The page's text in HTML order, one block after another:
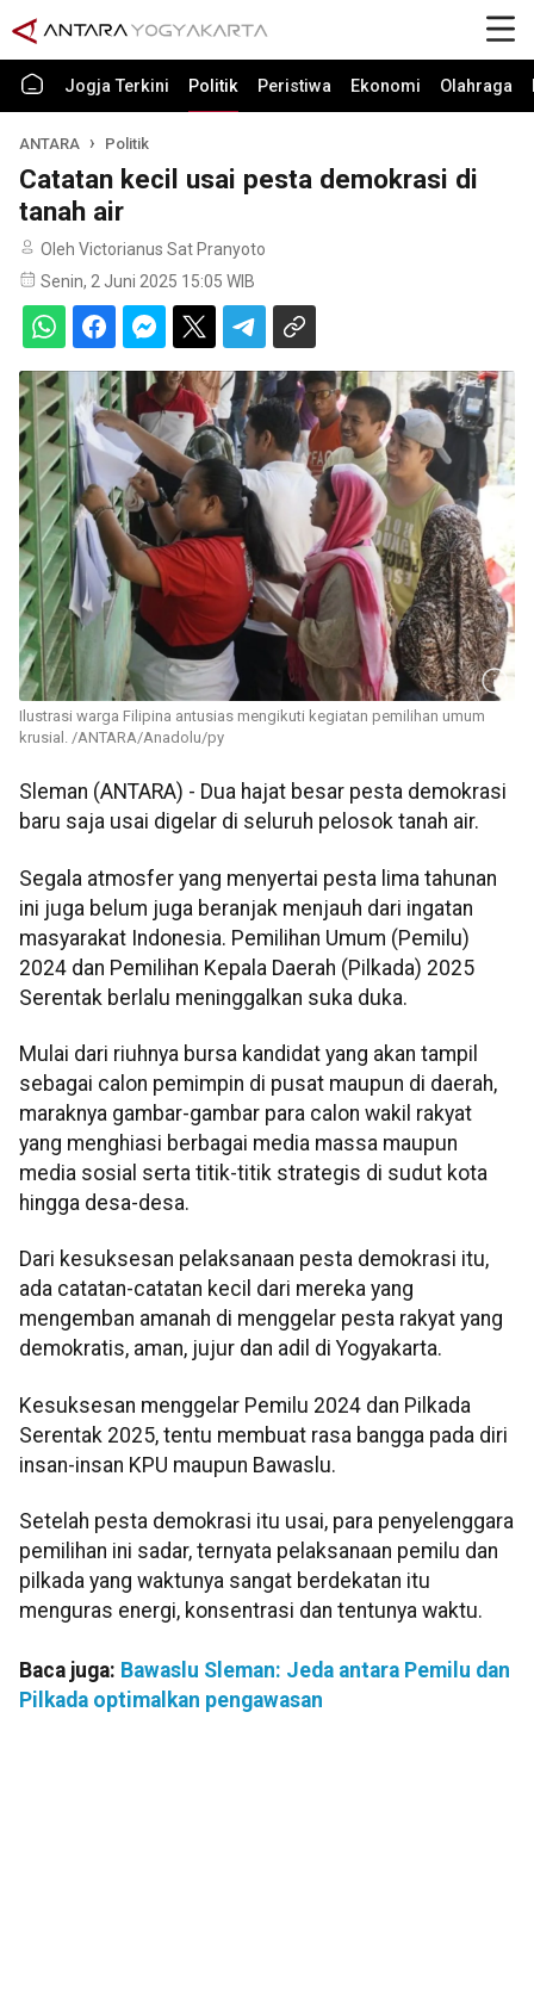
Jogja Terkini Politik Peristiwa Ekonomi Olahraga
ANTARA Politik
Catatan kecil usai pesta demokrasi di
tanah air
Oleh Victorianus Sat Pranyoto
Senin, 2 Juni 2025 15:05 WIB
Ilustrasi warga Filipina antusias mengikuti kegiatan pemilihan umum
krusial. /ANTARA/Anadolu/py
Sleman (ANTARA) - Dua hajat besar pesta demokrasi
baru saja usai digelar di seluruh pelosok tanah air.
Segala atmosfer yang menyertai pesta lima tahunan
ini juga belum juga beranjak menjauh dari ingatan
masyarakat Indonesia. Pemilihan Umum (Pemilu)
2024 dan Pemilihan Kepala Daerah (Pilkada) 2025
Serentak berlalu meninggalkan suka duka.
Mulai dari riuhnya bursa kandidat yang akan tampil
sebagai calon pemimpin di pusat maupun di daerah,
maraknya gambar-gambar para calon wakil rakyat
yang menghiasi berbagai media massa maupun
media sosial serta titik-titik strategis di sudut kota
hingga desa-desa.
Dari kesuksesan pelaksanaan pesta demokrasi itu,
ada catatan-catatan kecil dari mereka yang
mengemban amanah di menggelar pesta rakyat yang
demokratis, aman, jujur dan adil di Yogyakarta.
Kesuksesan menggelar Pemilu 2024 dan Pilkada
Serentak 2025, tentu membuat rasa bangga pada diri
insan-insan KPU maupun Bawaslu.
Setelah pesta demokrasi itu usai, para penyelenggara
pemilihan ini sadar, ternyata pelaksanaan pemilu dan
pilkada yang waktunya sangat berdekatan itu
menguras energi, konsentrasi dan tentunya waktu.
Baca juga: Bawaslu Sleman: Jeda antara Pemilu dan
Pilkada optimalkan pengawasan